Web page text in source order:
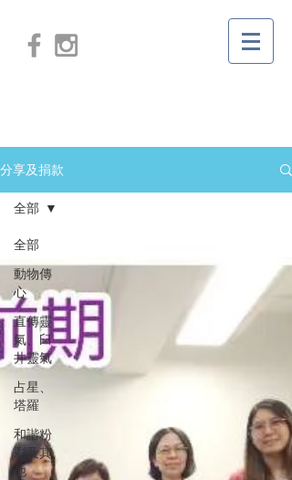
分享及捐款
全部
動物傳
心
直傳靈
氣、臼
井靈氣
占星、
塔羅
和諧粉
彩及其
他
全部